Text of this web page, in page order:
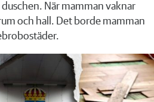
När mamman vaknar
och hall. Det borde mamman